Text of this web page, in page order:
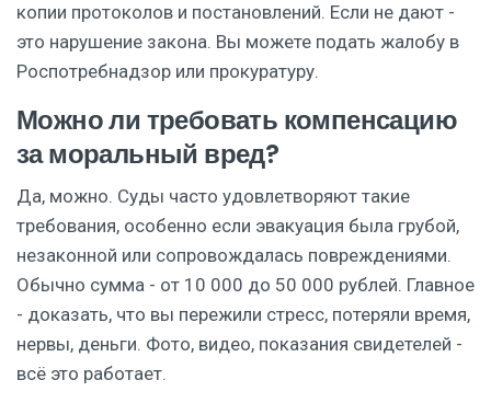
копии протоколов и постановлений. Если не дают -
это нарушение закона. Вы можете подать жалобу в
Роспотребнадзор или прокуратуру.
Можно ли требовать компенсацию
за моральный вред?
Да, можно. Суды часто удовлетворяют такие
требования, особенно если эвакуация была грубой,
незаконной или сопровождалась повреждениями.
Обычно сумма - от 10 000 до 50 000 рублей. Главное
- доказать, что вы пережили стресс, потеряли время,
нервы, деньги. Фото, видео, показания свидетелей -
всё это работает.